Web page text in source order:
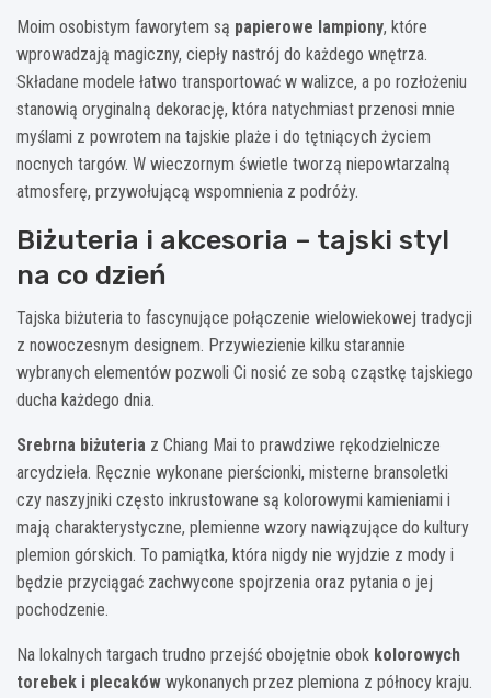
Moim osobistym faworytem są papierowe lampiony, które
wprowadzają magiczny, ciepły nastrój do każdego wnętrza.
Składane modele łatwo transportować w walizce, a po rozłożeniu
stanowią oryginalną dekorację, która natychmiast przenosi mnie
myślami z powrotem na tajskie plaże i do tętniących życiem
nocnych targów. W wieczornym świetle tworzą niepowtarzalną
atmosferę, przywołującą wspomnienia z podróży.
Biżuteria i akcesoria – tajski styl
na co dzień
Tajska biżuteria to fascynujące połączenie wielowiekowej tradycji
z nowoczesnym designem. Przywiezienie kilku starannie
wybranych elementów pozwoli Ci nosić ze sobą cząstkę tajskiego
ducha każdego dnia.
Srebrna biżuteria z Chiang Mai to prawdziwe rękodzielnicze
arcydzieła. Ręcznie wykonane pierścionki, misterne bransoletki
czy naszyjniki często inkrustowane są kolorowymi kamieniami i
mają charakterystyczne, plemienne wzory nawiązujące do kultury
plemion górskich. To pamiątka, która nigdy nie wyjdzie z mody i
będzie przyciągać zachwycone spojrzenia oraz pytania o jej
pochodzenie.
Na lokalnych targach trudno przejść obojętnie obok kolorowych
torebek i plecaków wykonanych przez plemiona z północy kraju.